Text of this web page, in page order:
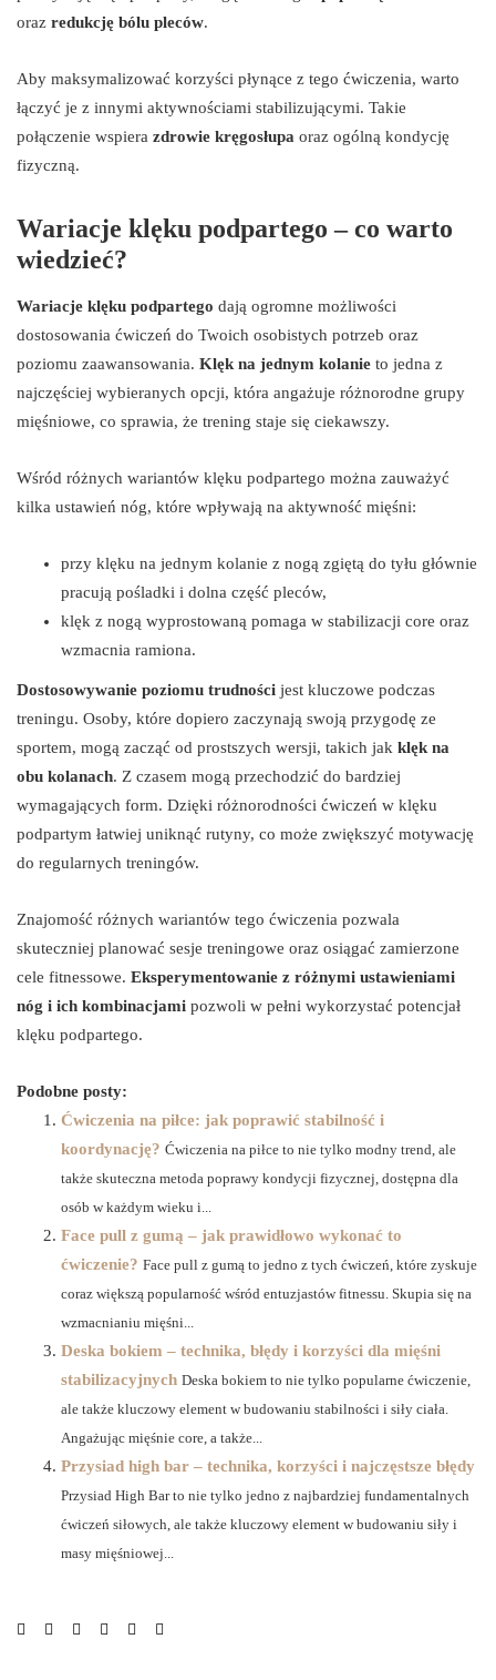
oraz redukcję bólu pleców.
Aby maksymalizować korzyści płynące z tego ćwiczenia, warto
łączyć je z innymi aktywnościami stabilizującymi. Takie
połączenie wspiera zdrowie kręgosłupa oraz ogólną kondycję
fizyczną.
Wariacje klęku podpartego – co warto
wiedzieć?
Wariacje klęku podpartego dają ogromne możliwości
dostosowania ćwiczeń do Twoich osobistych potrzeb oraz
poziomu zaawansowania. Klęk na jednym kolanie to jedna z
najczęściej wybieranych opcji, która angażuje różnorodne grupy
mięśniowe, co sprawia, że trening staje się ciekawszy.
Wśród różnych wariantów klęku podpartego można zauważyć
kilka ustawień nóg, które wpływają na aktywność mięśni:
przy klęku na jednym kolanie z nogą zgiętą do tyłu głównie
pracują pośladki i dolna część pleców,
klęk z nogą wyprostowaną pomaga w stabilizacji core oraz
wzmacnia ramiona.
Dostosowywanie poziomu trudności jest kluczowe podczas
treningu. Osoby, które dopiero zaczynają swoją przygodę ze
sportem, mogą zacząć od prostszych wersji, takich jak klęk na
obu kolanach. Z czasem mogą przechodzić do bardziej
wymagających form. Dzięki różnorodności ćwiczeń w klęku
podpartym łatwiej uniknąć rutyny, co może zwiększyć motywację
do regularnych treningów.
Znajomość różnych wariantów tego ćwiczenia pozwala
skuteczniej planować sesje treningowe oraz osiągać zamierzone
cele fitnessowe. Eksperymentowanie z różnymi ustawieniami
nóg i ich kombinacjami pozwoli w pełni wykorzystać potencjał
klęku podpartego.
Podobne posty:
Ćwiczenia na piłce: jak poprawić stabilność i
koordynację? Ćwiczenia na piłce to nie tylko modny trend, ale
także skuteczna metoda poprawy kondycji fizycznej, dostępna dla
osób w każdym wieku i...
Face pull z gumą – jak prawidłowo wykonać to
ćwiczenie? Face pull z gumą to jedno z tych ćwiczeń, które zyskuje
coraz większą popularność wśród entuzjastów fitnessu. Skupia się na
wzmacnianiu mięśni...
Deska bokiem – technika, błędy i korzyści dla mięśni
stabilizacyjnych Deska bokiem to nie tylko popularne ćwiczenie,
ale także kluczowy element w budowaniu stabilności i siły ciała.
Angażując mięśnie core, a także...
Przysiad high bar – technika, korzyści i najczęstsze błędy
Przysiad High Bar to nie tylko jedno z najbardziej fundamentalnych
ćwiczeń siłowych, ale także kluczowy element w budowaniu siły i
masy mięśniowej...